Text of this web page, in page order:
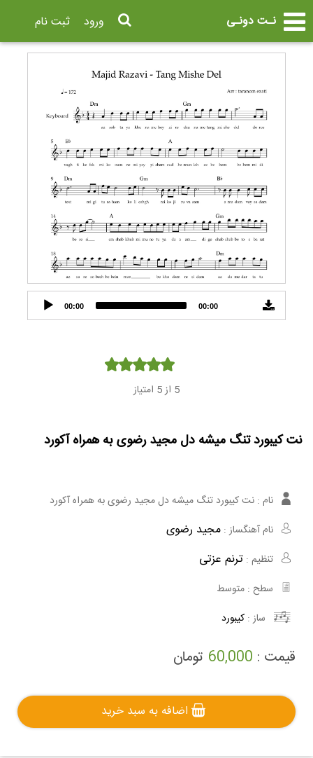
نـت دونـی ثبت نام ورود
Audio
Player
00:00 00:00
5 از 5 امتیاز
نت کیبورد تنگ میشه دل مجید رضوی به همراه آکورد
نام : نت کیبورد تنگ میشه دل مجید رضوی به همراه آکورد
نام آهنگساز : مجید رضوی
تنظیم : ترنم عزتی
سطح : متوسط
ساز : کیبورد
قیمت : 60,000 تومان
اضافه به سبد خرید